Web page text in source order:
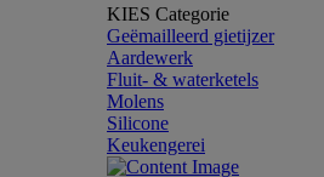
KIES Categorie
Geëmailleerd gietijzer
Aardewerk
Fluit- & waterketels
Molens
Silicone
Keukengerei